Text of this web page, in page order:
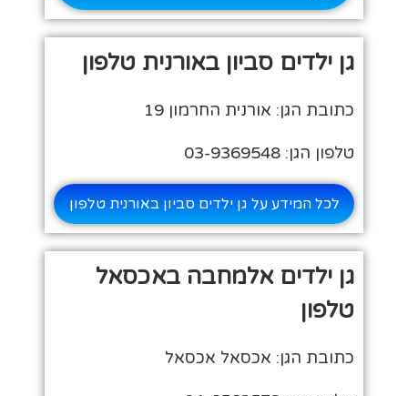
גן ילדים סביון באורנית טלפון
כתובת הגן: אורנית החרמון 19
טלפון הגן: 03-9369548
לכל המידע על גן ילדים סביון באורנית טלפון
גן ילדים אלמחבה באכסאל
טלפון
כתובת הגן: אכסאל אכסאל